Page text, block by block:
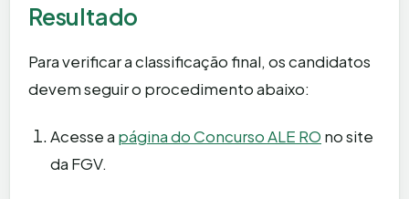
Resultado
Para verificar a classificação final, os candidatos
devem seguir o procedimento abaixo:
Acesse a página do Concurso ALE RO no site
da FGV.